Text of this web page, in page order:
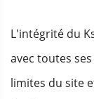
L'intégrité du
avec toutes
limites du site